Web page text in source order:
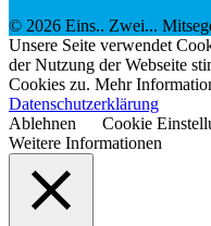
© 2026 Eins.. Zwei...
Unsere Seite verwendet
der Nutzung der Webseite
Cookies zu. Mehr
Datenschutzerklärung
Ablehnen
Cookie
Weitere Informationen